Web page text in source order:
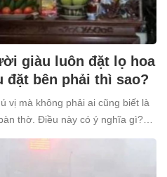
giàu luôn đặt lọ hoa
đặt bên phải thì sao?
vị mà không phải ai cũng biết là
thờ. Điều này có ý nghĩa gì?
kỵ điều này?